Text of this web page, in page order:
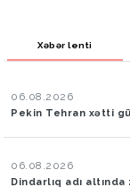
Xəbər lenti
06.08.2026
Pekin Tehran xətti
06.08.2026
Dindarlıq adı